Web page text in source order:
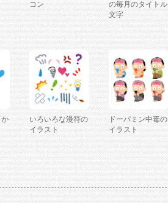
コン
の毎月のタイトル
文字
いろいろな漫符の
イラスト
ドーパミン中毒の
イラスト